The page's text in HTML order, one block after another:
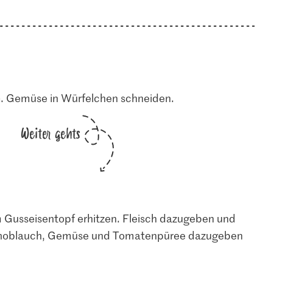
in Würfelchen schneiden.
Weiter gehts
erhitzen. Fleisch dazugeben und
Gemüse und Tomatenpüree dazugeben